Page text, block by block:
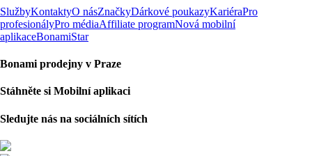
SlužbyKontaktyO násZnačkyDárkové poukazyKariéraPro
profesionályPro médiaAffiliate programNová mobilní
aplikaceBonamiStar
Bonami prodejny v Praze
Stáhněte si Mobilní aplikaci
Sledujte nás na sociálních sítích